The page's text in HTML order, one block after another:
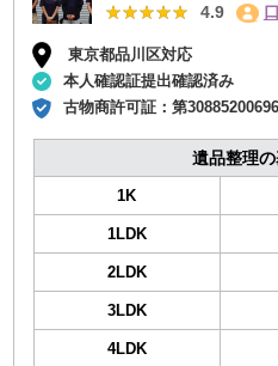
★★★★★
★★★★★ 4.9
東京都品川区対応
本人確認証提出確認済み
古物商許可証：第
遺品整理
1K
1LDK
2LDK
3LDK
4LDK